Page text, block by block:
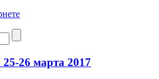
26 марта 2017